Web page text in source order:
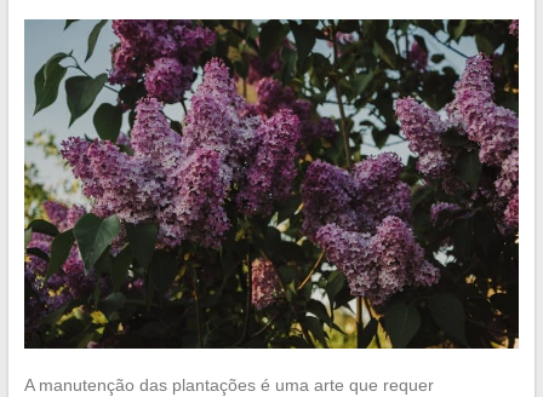
A manutenção das plantações é uma arte que requer